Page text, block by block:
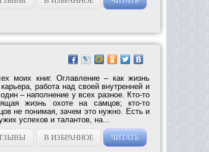
моих книг. Оглавление – как жизнь
работа над своей внутренней и
– наполнение у всех разное. Кто-то
жизнь охоте на самцов; кто-то
не понимая, зачем это нужно. Есть и
успехов и талантов, на...
В ИЗБРАННОЕ ЧИТАТЬ